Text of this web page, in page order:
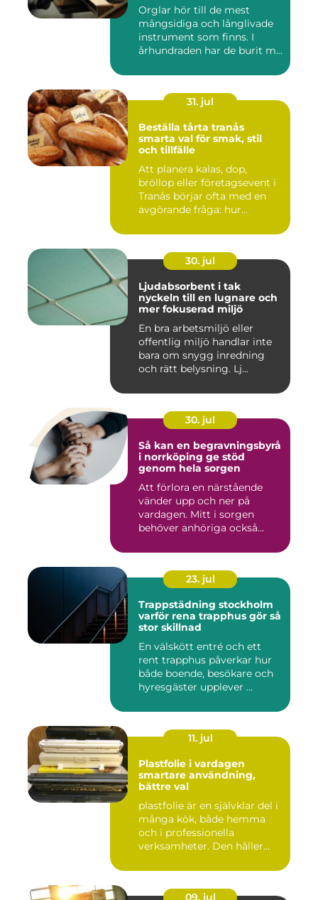
Orglar hör till de mest
mångsidiga och långlivade
instrument som finns. I
århundraden har de burit m...
31. jul
Beställa tårta tranås
smarta val för smak, stil
och tillfälle
Att planera kalas, dop,
bröllop eller företagsevent i
Tranås börjar ofta med en
avgörande fråga: hur...
30. jul
Ljudabsorbent i tak
nyckeln till en lugnare och
mer fokuserad miljö
En bra arbetsmiljö eller
offentlig miljö handlar inte
bara om snygg inredning
och rätt belysning. Lj...
30. jul
Så kan en begravningsbyrå
i norrköping ge stöd
genom hela sorgen
Att förlora en närstående
vänder upp och ner på
vardagen. Mitt i sorgen
behöver anhöriga också
23. jul
Trappstädning stockholm
varför rena trapphus gör så
stor skillnad
En välskött entré och ett
rent trapphus påverkar hur
både boende, besökare och
hyresgäster upplever ...
11. jul
Plastfolie i vardagen
smartare användning,
bättre val
plastfolie är en självklar del i
många kök, både hemma
och i professionella
verksamheter. Den håller...
09. jul